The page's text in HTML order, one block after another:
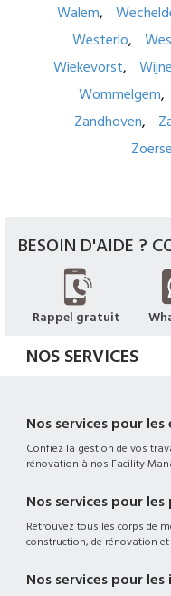
Walem
Westerlo
Wiekevorst
Wommelgem
Zandhoven
BESOIN D'AIDE ?
Rappel gratuit
NOS SERVICES
Nos services pour
Confiez la gestion de vos
rénovation à nos Facility
Nos services pour
Retrouvez tous les corps de
construction, de rénovation
Nos services pour